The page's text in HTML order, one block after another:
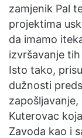
zamjenik Pal
projektima
da imamo
izvršavanje
Isto tako,
dužnosti
Kuterovac
Zavoda kao i